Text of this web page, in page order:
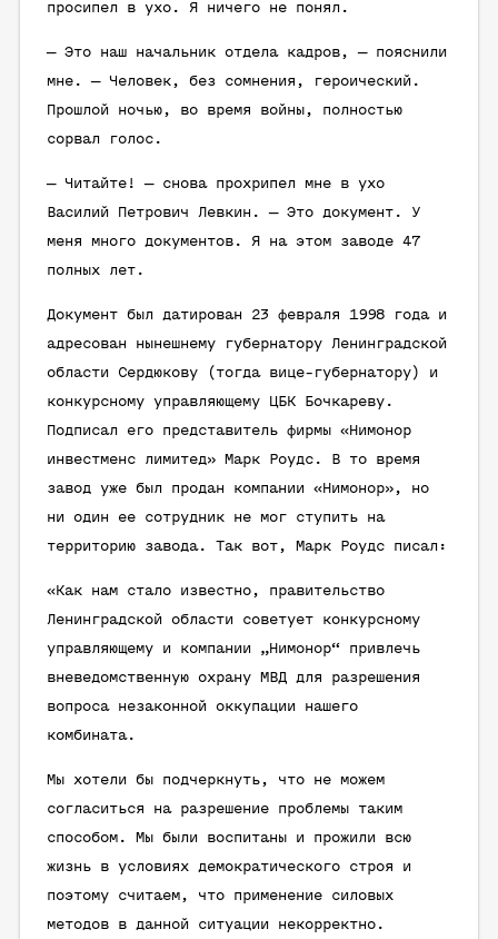
просипел в ухо. Я ничего не понял.
— Это наш начальник отдела кадров, — пояснили
мне. — Человек, без сомнения, героический.
Прошлой ночью, во время войны, полностью
сорвал голос.
— Читайте! — снова прохрипел мне в ухо
Василий Петрович Левкин. — Это документ. У
меня много документов. Я на этом заводе 47
полных лет.
Документ был датирован 23 февраля 1998 года и
адресован нынешнему губернатору Ленинградской
области Сердюкову (тогда вице-губернатору) и
конкурсному управляющему ЦБК Бочкареву.
Подписал его представитель фирмы «Нимонор
инвестменс лимитед» Марк Роудс. В то время
завод уже был продан компании «Нимонор», но
ни один ее сотрудник не мог ступить на
территорию завода. Так вот, Марк Роудс писал:
«Как нам стало известно, правительство
Ленинградской области советует конкурсному
управляющему и компании „Нимонор“ привлечь
вневедомственную охрану МВД для разрешения
вопроса незаконной оккупации нашего
комбината.
Мы хотели бы подчеркнуть, что не можем
согласиться на разрешение проблемы таким
способом. Мы были воспитаны и прожили всю
жизнь в условиях демократического строя и
поэтому считаем, что применение силовых
методов в данной ситуации некорректно.